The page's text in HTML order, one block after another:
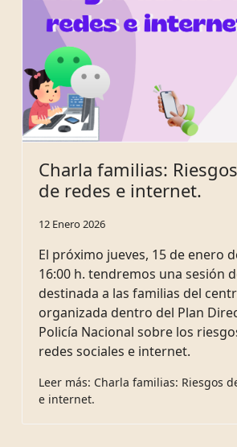
Charla familias:
de redes e internet.
12 Enero 2026
El próximo jueves, 15 de enero
16:00 h. tendremos una sesión
destinada a las familias del
organizada dentro del Plan
Policía Nacional sobre los
redes sociales e internet.
Leer más: Charla familias: Riesgos
e internet.